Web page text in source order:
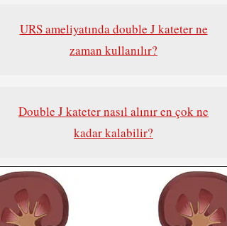
URS ameliyatında double J kateter ne
zaman kullanılır?
Double J kateter nasıl alınır en çok ne
kadar kalabilir?